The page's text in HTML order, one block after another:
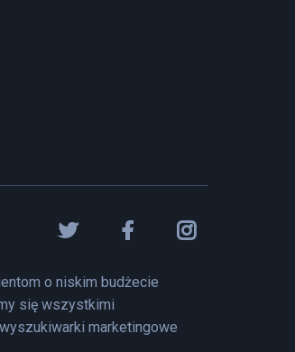
o niskim budżecie
się wszystkimi
marketingowe